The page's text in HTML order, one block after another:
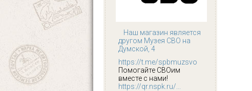
Наш магазин является
другом Музея СВО на
Думской, 4
https://t.me/spbmuzsvo
Помогайте СВОим
вместе с нами!
https://qr.nspk.ru/...